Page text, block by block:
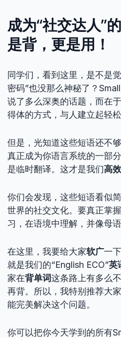
成为“社交达人”
是背，更是用！
同学们，看到这里，是不是
密码”也没那么神秘了？
说了多么深奥的话题，而在
得体的方式，与人建立起轻松
但是，光知道这些短语还不
真正成为你语言系统的一部
是临时翻译。这才是我们高
你们会发现，这些短语看似
世界的社交文化。要真正掌
习，在语境中理解，并像母
在这里，我要给大家软广一
就是我们的“English ECO”英
家在背单词这条路上有多么
再背。所以，我特别推荐大
能完美解决这个问题。
你可以把你今天学到的所有